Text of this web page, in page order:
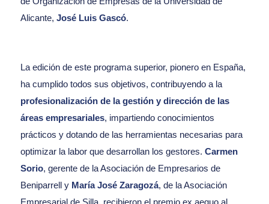
Alicante, José Luis Gascó.
La edición de este programa superior, pionero en España,
ha cumplido todos sus objetivos, contribuyendo a la
profesionalización de la gestión y dirección de las
áreas empresariales, impartiendo conocimientos
prácticos y dotando de las herramientas necesarias para
optimizar la labor que desarrollan los gestores. Carmen
Sorio, gerente de la Asociación de Empresarios de
Beniparrell y María José Zaragozá, de la Asociación
Empresarial de Silla, recibieron el premio ex aequo al